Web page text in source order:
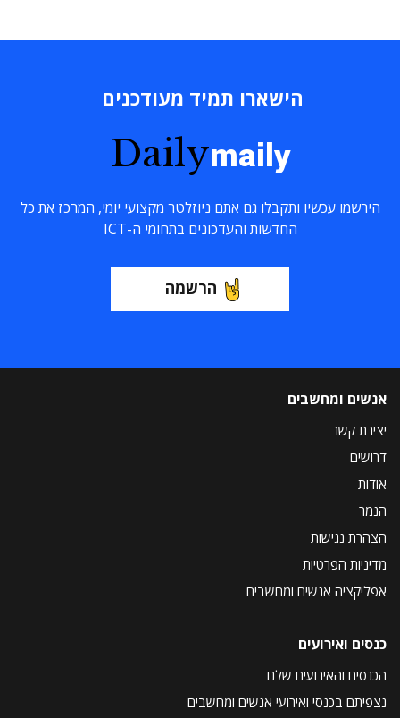
הישארו תמיד מעודכנים
Dailymaily
הירשמו עכשיו ותקבלו גם אתם ניוזלטר מקצועי יומי, המרכז את כל
החדשות והעדכונים בתחומי ה-ICT
הרשמה
אנשים ומחשבים
יצירת קשר
דרושים
אודות
הנמר
הצהרת נגישות
מדיניות הפרטיות
אפליקציה אנשים ומחשבים
כנסים ואירועים
הכנסים והאירועים שלנו
נצפיתם בכנסי ואירועי אנשים ומחשבים